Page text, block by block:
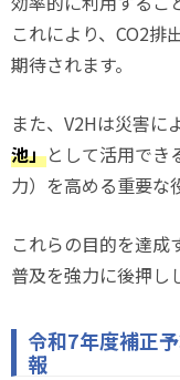
これにより、CO2排
期待されます。
また、V2Hは災害に
池」として活用でき
力）を高める重要な
これらの目的を達成
普及を強力に後押し
令和7年度補正
報